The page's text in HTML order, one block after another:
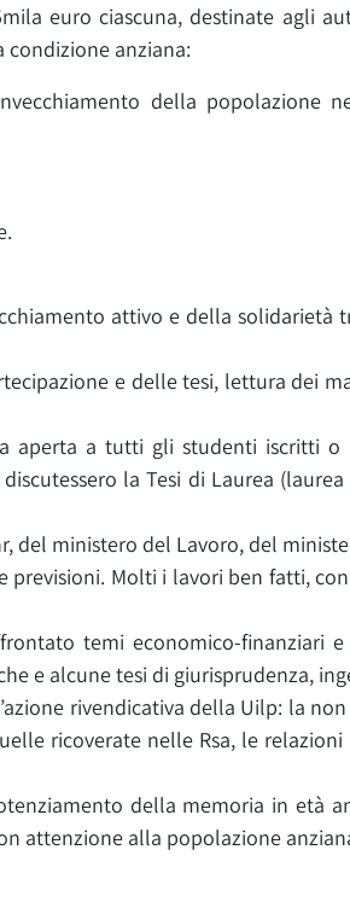
euro ciascuna, destinate agli
anziana:
della popolazione
attivo e della solidarietà
e delle tesi, lettura dei
aperta a tutti gli studenti iscritti
la Tesi di Laurea
del ministero del Lavoro, del
Molti i lavori ben fatti,
temi economico-finanziari
e alcune tesi di giurisprudenza,
rivendicativa della Uilp: la
ricoverate nelle Rsa, le
della memoria in età
attenzione alla popolazione